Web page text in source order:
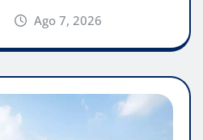
Ago 7, 2026